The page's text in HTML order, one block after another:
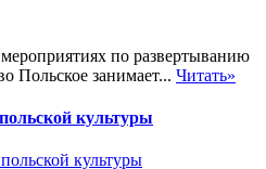
по развертыванию
Польское занимает... Читать»
культуры